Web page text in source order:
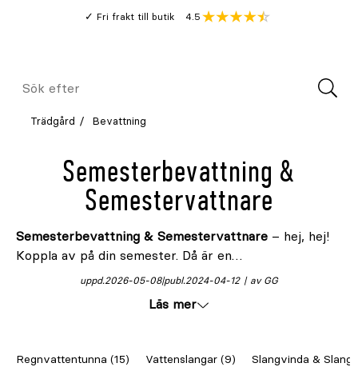
Fri frakt till butik
Genomsnitt
4.5
Meny
Sök
Trädgård Bevattning
Semesterbevattning &
Semestervattnare
Semesterbevattning & Semestervattnare – hej, hej!
Koppla av på din semester. Då är en
semesterbevattnare en smidig och effektiv lösning
frånvaro. Med automatiska bevattningsanordningar
för att växterna torkar ut. Så bra! Hitta ditt
semesterbevattningssystem för att
automatisera
publ.2024-04-12
uppd.2026-05-08 av GG
Läs mer
Regnvattentunna (15) Vattenslangar (9) Slangvinda &